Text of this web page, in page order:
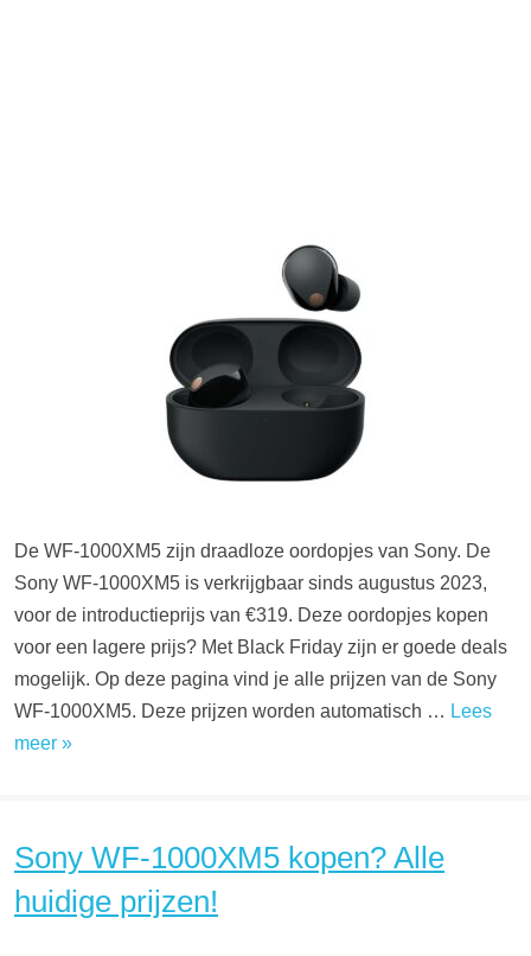
De WF-1000XM5 zijn draadloze oordopjes van Sony. De
Sony WF-1000XM5 is verkrijgbaar sinds augustus 2023,
voor de introductieprijs van €319. Deze oordopjes kopen
voor een lagere prijs? Met Black Friday zijn er goede deals
mogelijk. Op deze pagina vind je alle prijzen van de Sony
WF-1000XM5. Deze prijzen worden automatisch … Lees
meer »
Sony WF-1000XM5 kopen? Alle
huidige prijzen!